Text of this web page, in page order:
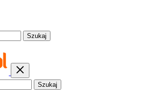
Szukaj
Szukaj